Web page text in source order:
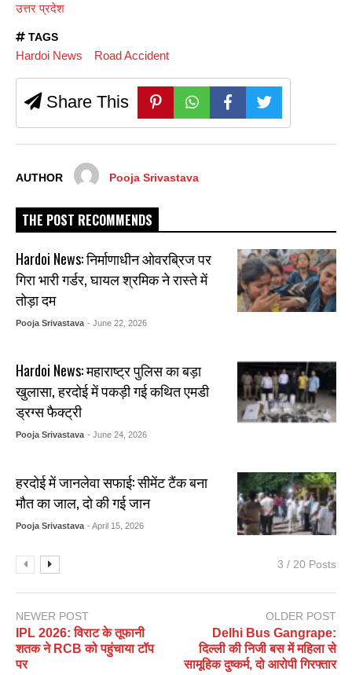
उत्तर प्रदेश
TAGS
Hardoi News Road Accident
Share This
AUTHOR Pooja Srivastava
THE POST RECOMMENDS
Hardoi News: निर्माणाधीन ओवरब्रिज पर
गिरा भारी गर्डर, घायल श्रमिक ने रास्ते में
तोड़ा दम
Pooja Srivastava - June 22, 2026
Hardoi News: महाराष्ट्र पुलिस का बड़ा
खुलासा, हरदोई में पकड़ी गई कथित एमडी
ड्रग्स फैक्ट्री
Pooja Srivastava - June 24, 2026
हरदोई में जानलेवा सफाई: सीमेंट टैंक बना
मौत का जाल, दो की गई जान
Pooja Srivastava - April 15, 2026
3 / 20 Posts
NEWER POST
IPL 2026: विराट के तूफानी
शतक ने RCB को पहुंचाया टॉप
पर
OLDER POST
Delhi Bus Gangrape:
दिल्ली की निजी बस में महिला से
सामूहिक दुष्कर्म, दो आरोपी गिरफ्तार